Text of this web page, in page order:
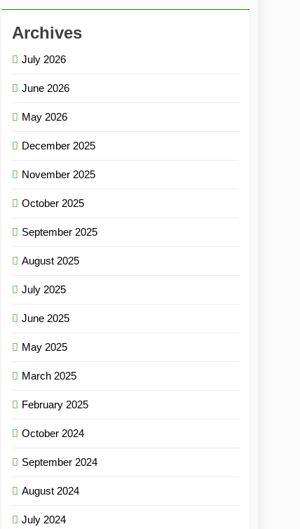
Archives
July 2026
June 2026
May 2026
December 2025
November 2025
October 2025
September 2025
August 2025
July 2025
June 2025
May 2025
March 2025
February 2025
October 2024
September 2024
August 2024
July 2024